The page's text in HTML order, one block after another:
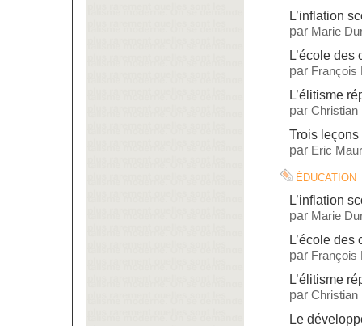
L’inflation
par Marie
L’école des
par François
L’élitisme
par Christian
Trois leçons
par Eric
éducation
L’inflation
par Marie
L’école des
par François
L’élitisme
par Christian
Le